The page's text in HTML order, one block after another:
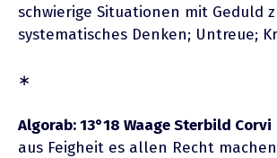
schwierige Situationen mit Geduld
systematisches Denken; Untreue;
∗
Algorab: 13°18 Waage Sterbild Corvi
aus Feigheit es allen Recht